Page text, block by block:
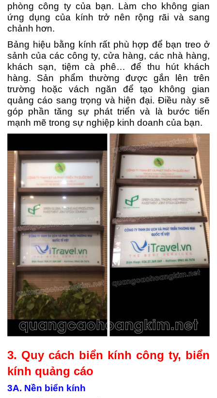
phòng công ty của bạn. Làm cho không gian
ứng dụng của kính trở nên rộng rãi và sang
chảnh hơn.
Bảng hiệu bằng kính rất phù hợp để bạn treo ở
sảnh của các công ty, cửa hàng, các nhà hàng,
khách sạn, tiệm cà phê… để thu hút khách
hàng. Sản phẩm thường được gắn lên trên
trường hoặc vách ngăn để tạo không gian
quảng cáo sang trọng và hiện đại. Điều này sẽ
góp phần tăng sự phát triển và là bước tiến
mạnh mẽ trong sự nghiệp kinh doanh của bạn.
3. Quy cách biển kính công ty, biển
kính quảng cáo
3A. Nền biển kính